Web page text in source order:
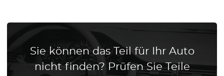
Sie können das Teil für Ihr Auto
nicht finden? Prüfen Sie Teile